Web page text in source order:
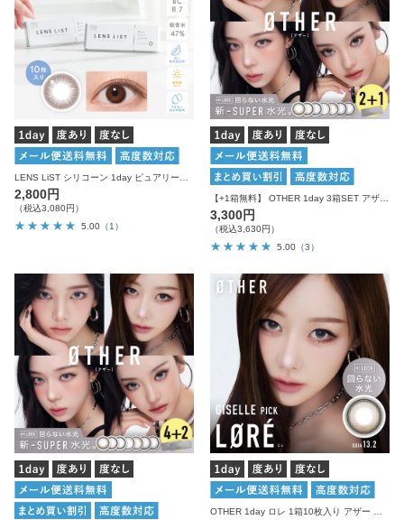
LENS LiST シリコーン 1day ピュアリーブラウン 10枚入り レンズリスト サークル カラコン
2,800円
（税込3,080円）
5.00 （1）
【+1箱無料】 OTHER 1day 3箱SET アザー カラコン ワンデー
3,300円
（税込3,630円）
5.00 （3）